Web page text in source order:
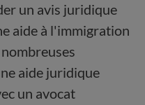
un avis juridique
aide à l'immigration
aide juridique
un avocat